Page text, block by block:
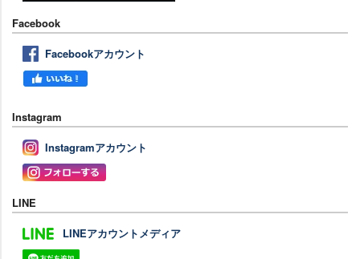
Facebook
Facebookアカウント
Instagram
Instagramアカウント
LINE
LINEアカウントメディア